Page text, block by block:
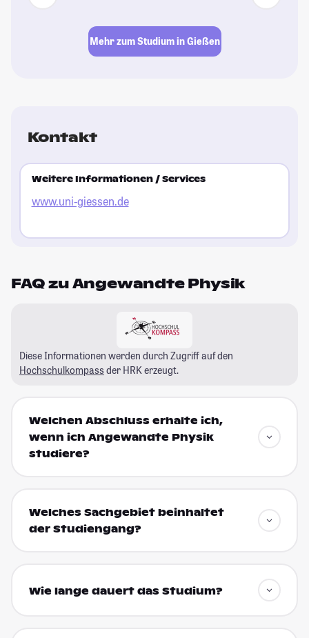
Mehr zum Studium in Gießen
Kontakt
Weitere Informationen / Services
www.uni-giessen.de
FAQ zu Angewandte Physik
Diese Informationen werden durch Zugriff auf den
Hochschulkompass der HRK erzeugt.
Welchen Abschluss erhalte ich,
wenn ich Angewandte Physik
studiere?
Welches Sachgebiet beinhaltet
der Studiengang?
Wie lange dauert das Studium?